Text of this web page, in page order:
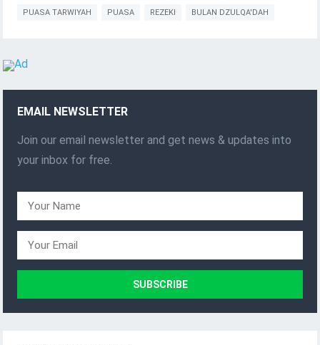
PUASA TARWIYAH PUASA REZEKI BULAN DZULQA'DAH
EMAIL NEWSLETTER
Join our email newsletter and get news & updates into
your inbox for free.